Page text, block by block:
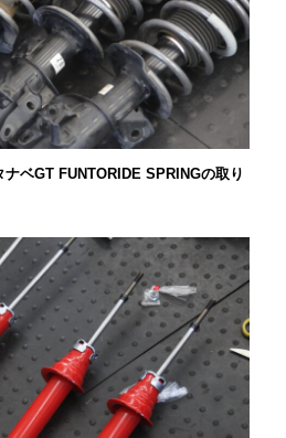
ベGT FUNTORIDE SPRINGの取り